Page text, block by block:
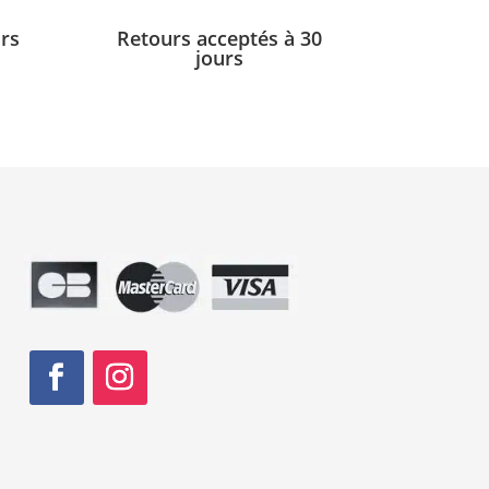
Retours acceptés à 30
jours